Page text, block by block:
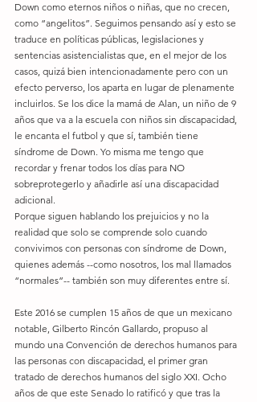
Down como eternos niños o niñas, que no crecen,
como “angelitos”. Seguimos pensando así y esto se
traduce en políticas públicas, legislaciones y
sentencias asistencialistas que, en el mejor de los
casos, quizá bien intencionadamente pero con un
efecto perverso, los aparta en lugar de plenamente
incluirlos. Se los dice la mamá de Alan, un niño de 9
años que va a la escuela con niños sin discapacidad,
le encanta el futbol y que sí, también tiene
síndrome de Down. Yo misma me tengo que
recordar y frenar todos los días para NO
sobreprotegerlo y añadirle así una discapacidad
adicional.
Porque siguen hablando los prejuicios y no la
realidad que solo se comprende solo cuando
convivimos con personas con síndrome de Down,
quienes además --como nosotros, los mal llamados
“normales”-- también son muy diferentes entre sí.
Este 2016 se cumplen 15 años de que un mexicano
notable, Gilberto Rincón Gallardo, propuso al
mundo una Convención de derechos humanos para
las personas con discapacidad, el primer gran
tratado de derechos humanos del siglo XXI. Ocho
años de que este Senado lo ratificó y que tras la